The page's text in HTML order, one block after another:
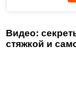
Видео:
стяжкой и